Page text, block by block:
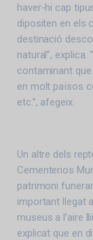
haver-hi cap
dipositen en els
destinació
natural”,
contaminant
en molt països
etc.”, afegeix.
Un altre dels
Cementerios
patrimoni
important llegat
museus a l’aire
explicat que en